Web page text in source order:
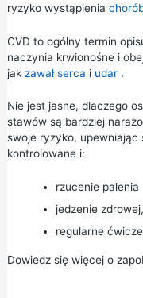
ryzyko wystąpienia
CVD to ogólny termin
naczynia krwionośne i
jak zawał serca i udar.
Nie jest jasne, dlaczego
stawów są bardziej
swoje ryzyko, upewniając
kontrolowane i:
rzucenie palenia
jedzenie
regularne
Dowiedz się więcej o